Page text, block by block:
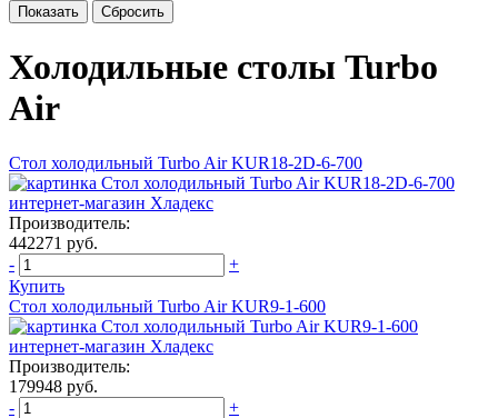
Холодильные столы Turbo
Air
Стол холодильный Turbo Air KUR18-2D-6-700
Производитель:
442271 руб.
-
+
Купить
Стол холодильный Turbo Air KUR9-1-600
Производитель:
179948 руб.
-
+